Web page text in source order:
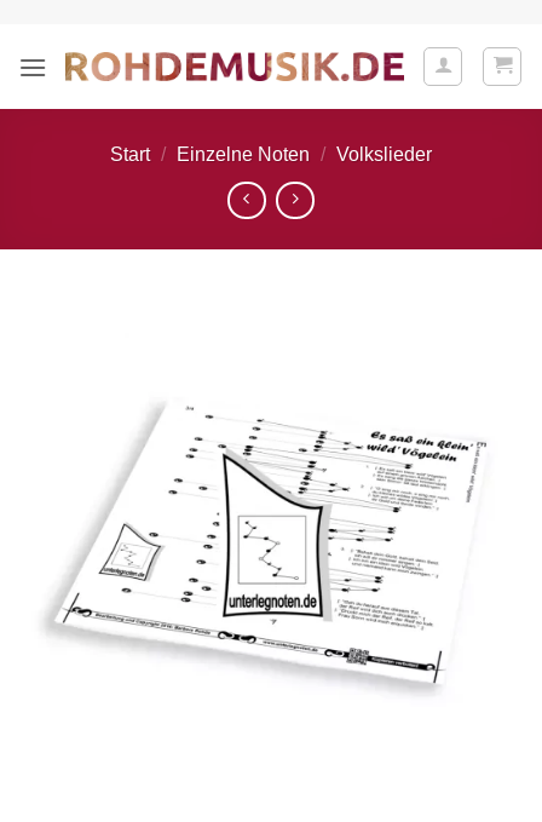
springen
Start / Einzelne Noten / Volkslieder